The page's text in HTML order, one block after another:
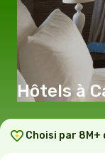
Choisi par 8M+